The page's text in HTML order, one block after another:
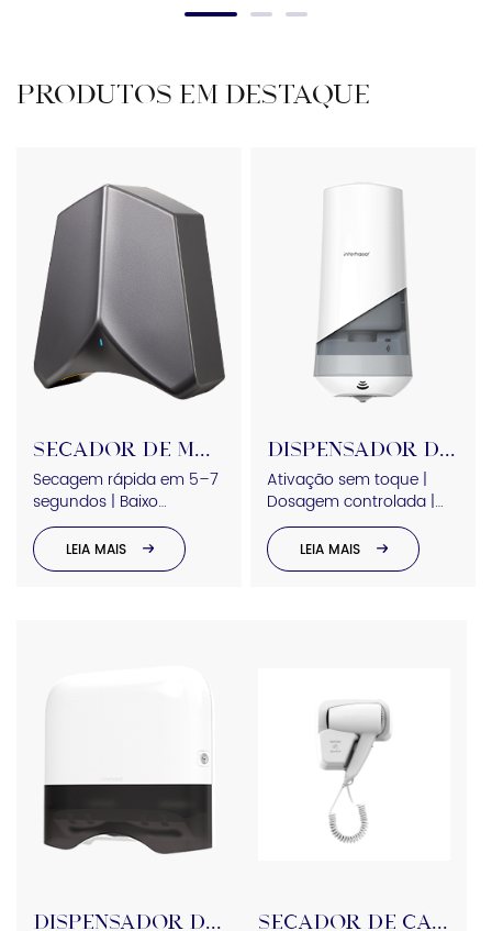
PRODUTOS EM DESTAQUE
SECADOR DE MÃOS
Secagem rápida em 5–7
segundos | Baixo
consumo de energia |
Operação silenciosa |
Certificação CE e RoHS
LEIA MAIS
DISPENSADOR DE SABÃO
Ativação sem toque |
Dosagem controlada |
Design de fácil recarga |
Bico antigotejamento
LEIA MAIS
DISPENSADOR DE PAPEL SECADOR DE CABELO